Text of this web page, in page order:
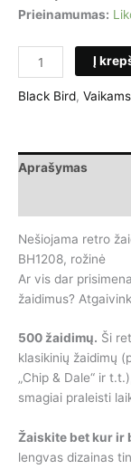
Prieinamumas:
produkto
kiekis:
Nešiojama
konsolė
su
žaidimų
Black
Bird
BH1208,
rožinė
Į
Black Bird, Vaikams
Aprašymas
Nešiojama retro
BH1208, rožinė
Ar vis dar
žaidimus?
500 žaidimų. Ši
klasikinių žaidimų
„Chip & Dale“ ir
smagiai praleisti
Žaiskite bet kur ir
lengvas dizainas